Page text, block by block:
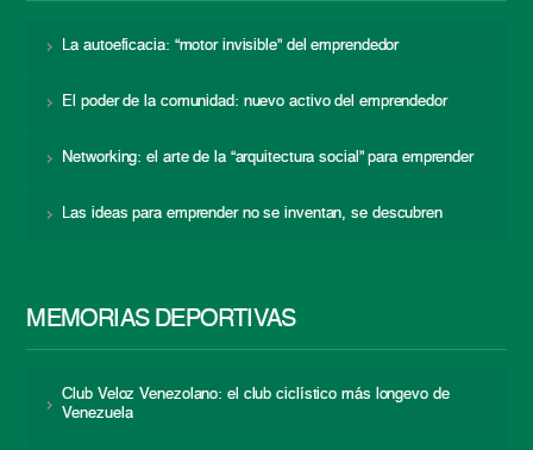
La autoeficacia: “motor invisible” del emprendedor
El poder de la comunidad: nuevo activo del emprendedor
Networking: el arte de la “arquitectura social” para emprender
Las ideas para emprender no se inventan, se descubren
MEMORIAS DEPORTIVAS
Club Veloz Venezolano: el club ciclístico más longevo de
Venezuela